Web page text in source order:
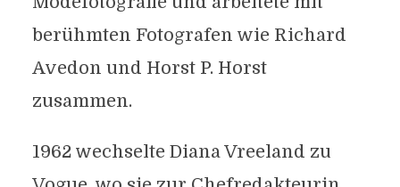
berühmten Fotografen wie Richard
Avedon und Horst P. Horst
zusammen.
1962 wechselte Diana Vreeland zu